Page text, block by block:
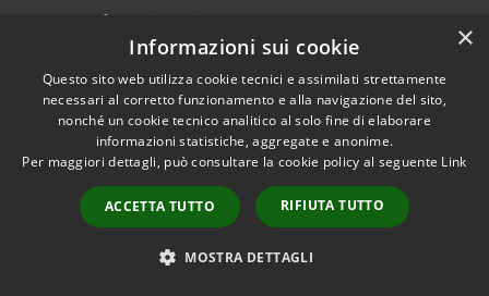
Informativa privacy
Note legali
Dichiarazione di accessibilità
Informativa sulla videosorveglianza mobile
Copyright © 2026 • Comune di
×
Informazioni sui cookie
Questo sito web utilizza cookie tecnici e assimilati strettamente
necessari al corretto funzionamento e alla navigazione del sito,
nonché un cookie tecnico analitico al solo fine di elaborare
informazioni statistiche, aggregate e anonime.
Per maggiori dettagli, può consultare la cookie policy al seguente Link
ACCETTA TUTTO RIFIUTA TUTTO
MOSTRA DETTAGLI